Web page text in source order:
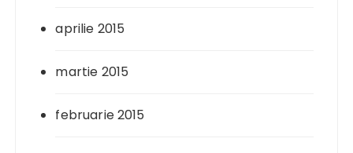
aprilie 2015
martie 2015
februarie 2015